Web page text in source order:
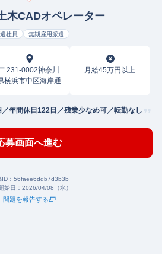
木CADオペレーター
社員 無期雇用派遣
〒231-0002神奈川
横浜市中区海岸通
月給45万円以上
年間休日122日／残業少なめ可／転勤なし
募画面へ進む
： 56faee6ddb7d3b3b
始日： 2026/04/08（水）
問題を報告する